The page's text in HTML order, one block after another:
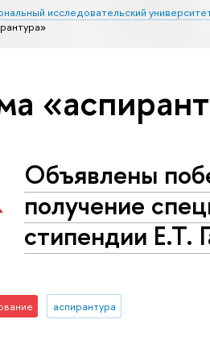
исследовательский
Объявлены
получение
стипендии Е.Т.
аспирантура